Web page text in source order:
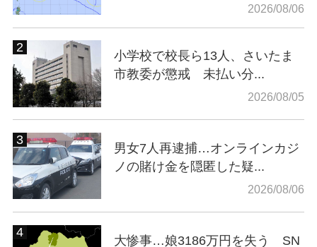
2026/08/06
小学校で校長ら13人、さいたま
市教委が懲戒 未払い分...
2026/08/05
男女7人再逮捕…オンラインカジ
ノの賭け金を隠匿した疑...
2026/08/06
大惨事…娘3186万円を失う SN